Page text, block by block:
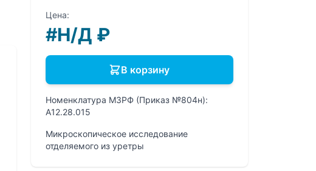
Цена:
#Н/Д ₽
В корзину
Номенклатура МЗРФ (Приказ №804н):
A12.28.015
Микроскопическое исследование
отделяемого из уретры